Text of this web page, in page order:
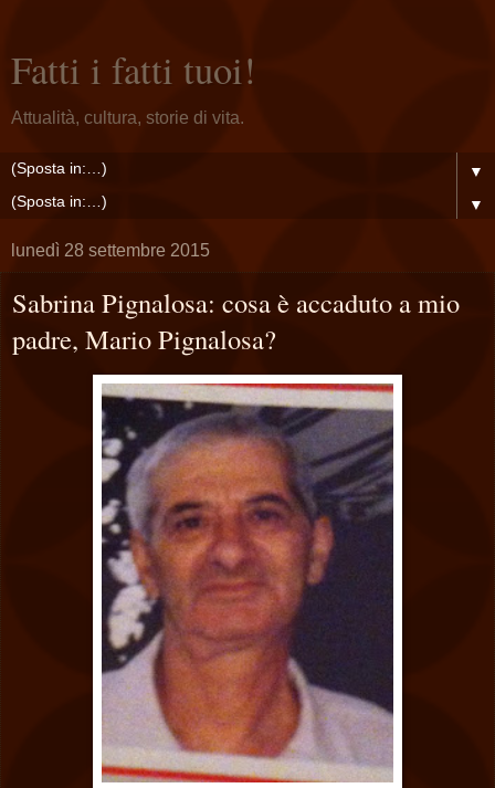
Fatti i fatti tuoi!
Attualità, cultura, storie di vita.
▼
▼
lunedì 28 settembre 2015
Sabrina Pignalosa: cosa è accaduto a mio
padre, Mario Pignalosa?